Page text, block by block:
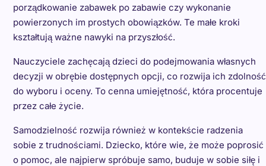
porządkowanie zabawek po zabawie czy wykonanie
powierzonych im prostych obowiązków. Te małe kroki
kształtują ważne nawyki na przyszłość.
Nauczyciele zachęcają dzieci do podejmowania własnych
decyzji w obrębie dostępnych opcji, co rozwija ich zdolność
do wyboru i oceny. To cenna umiejętność, która procentuje
przez całe życie.
Samodzielność rozwija również w kontekście radzenia
sobie z trudnościami. Dziecko, które wie, że może poprosić
o pomoc, ale najpierw spróbuje samo, buduje w sobie siłę i